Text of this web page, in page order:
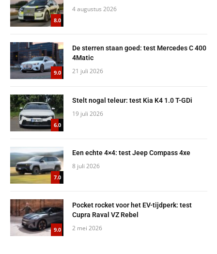
8.0
4 augustus 2026
9.0
De sterren staan goed: test Mercedes C 400
4Matic
21 juli 2026
6.0
Stelt nogal teleur: test Kia K4 1.0 T-GDi
19 juli 2026
7.0
Een echte 4×4: test Jeep Compass 4xe
8 juli 2026
9.0
Pocket rocket voor het EV-tijdperk: test
Cupra Raval VZ Rebel
2 mei 2026